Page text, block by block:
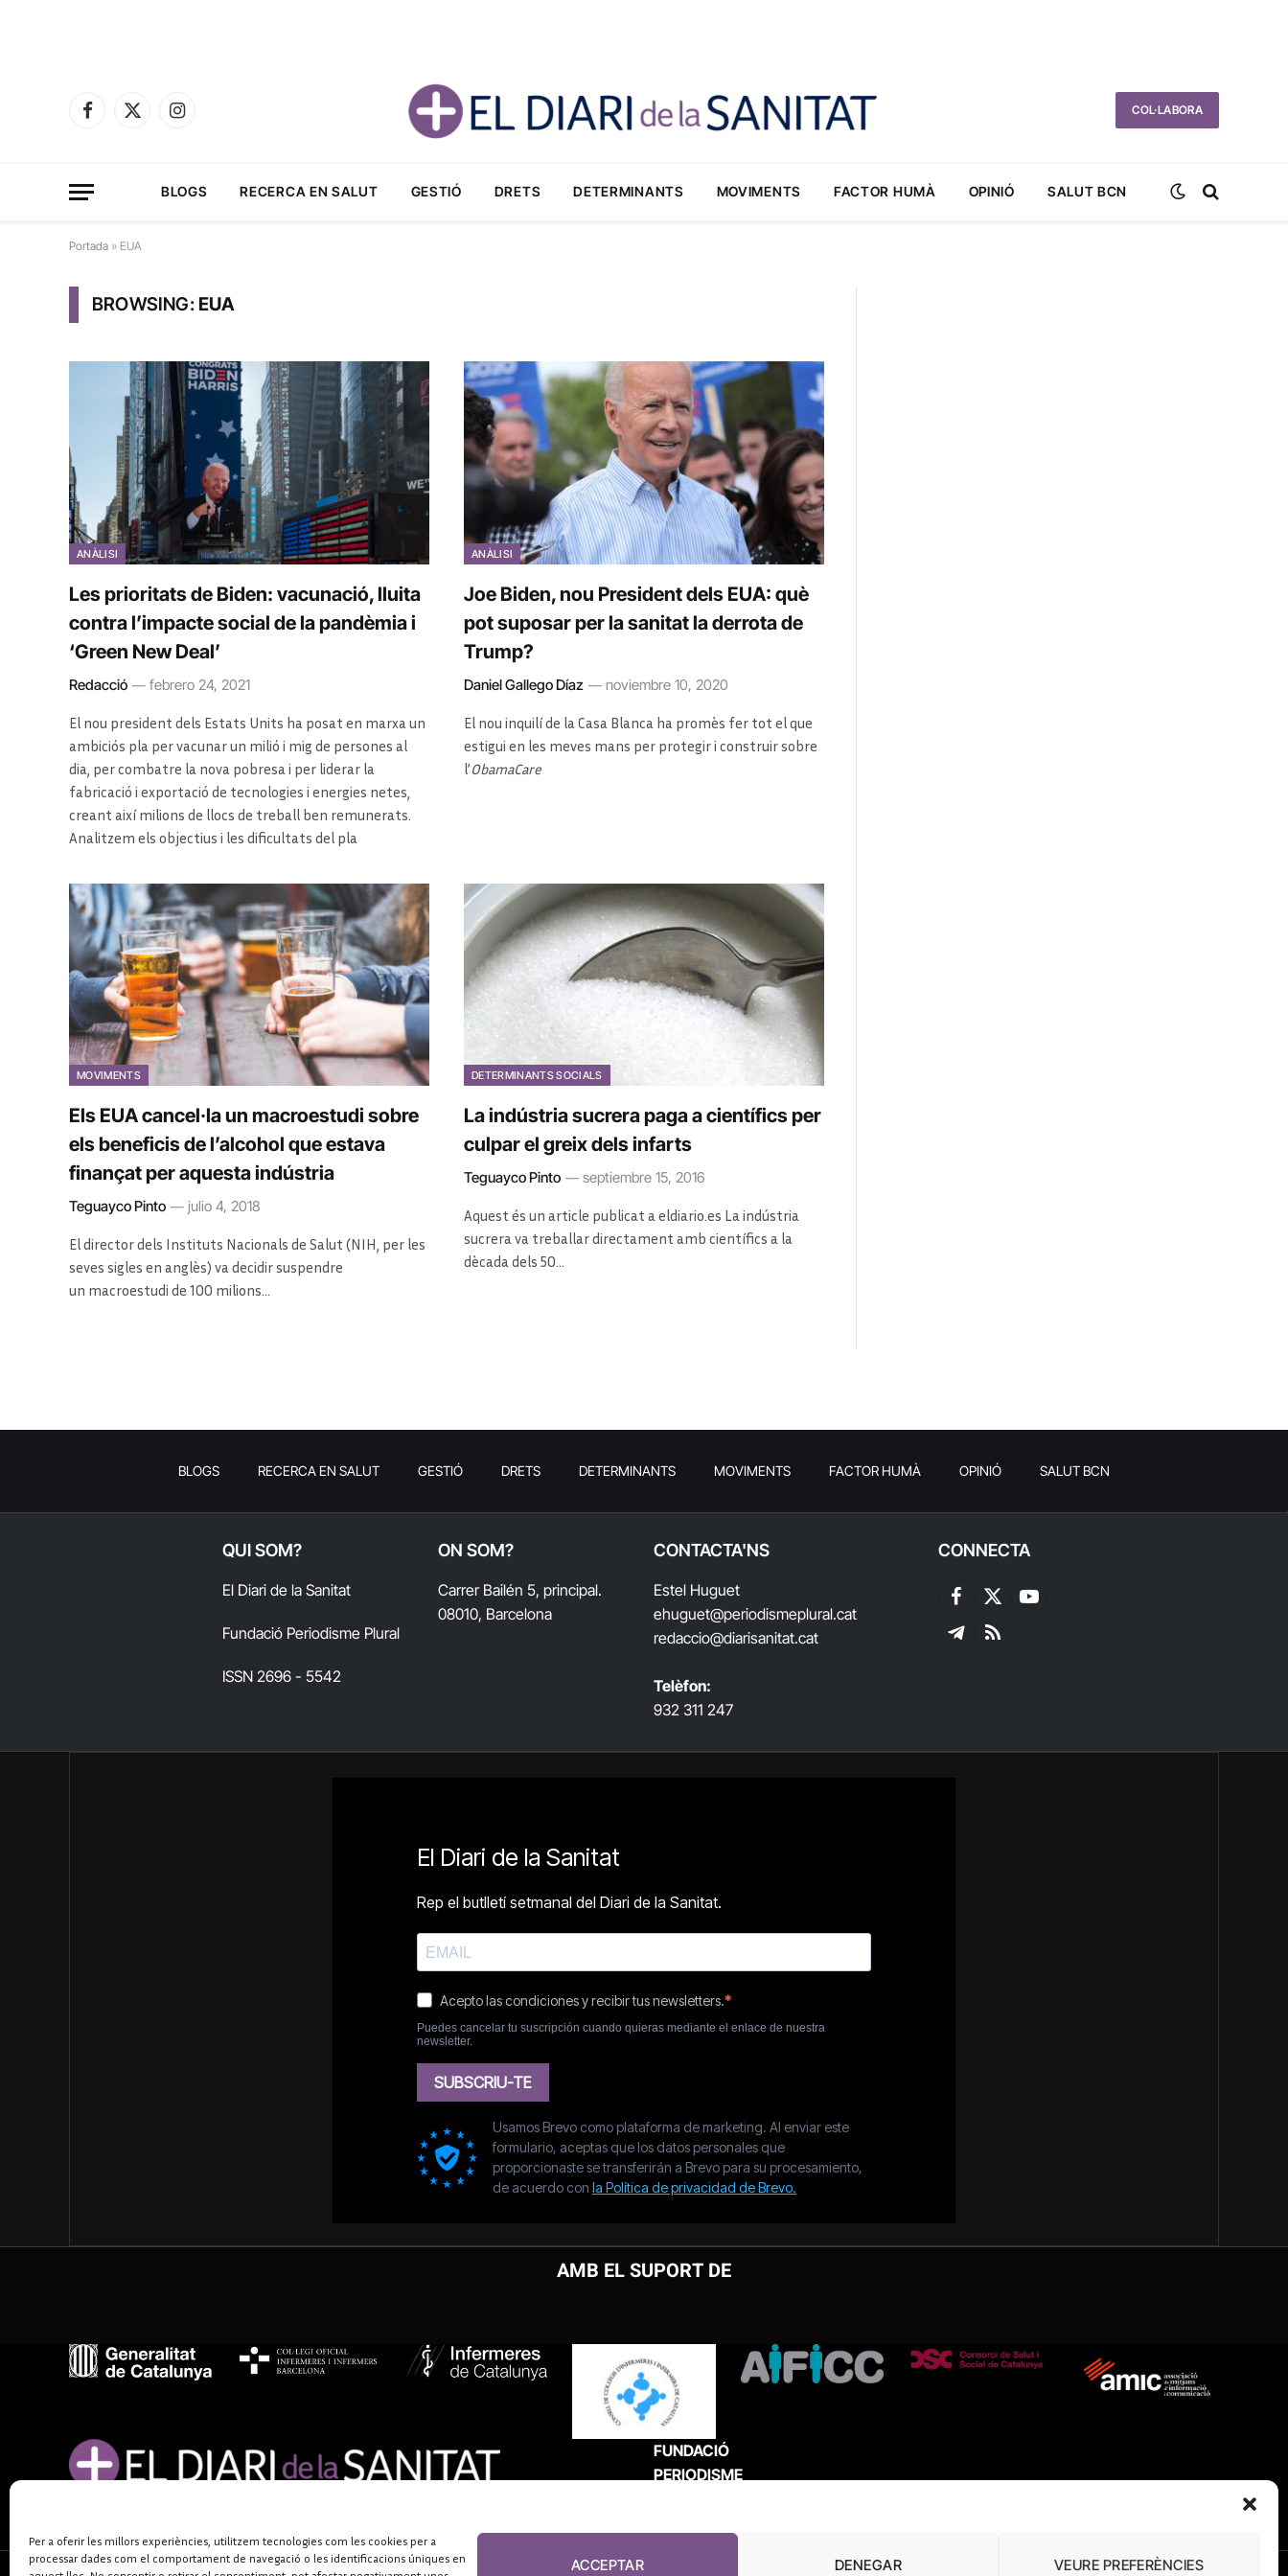
Per a oferir les millors experiències, utilitzem tecnologies com les cookies per a
processar dades com el comportament de navegació o les identificacions úniques en
ACCEPTAR DENEGAR VEURE PREFERÈNCIES
Facebook
X
Instagram
COL·LABORA
BLOGS RECERCA EN SALUT GESTIÓ DRETS DETERMINANTS MOVIMENTS FACTOR HUMÀ OPINIÓ SALUT BCN
Portada » EUA
BROWSING:EUA
ANÀLISI
Les prioritats de Biden: vacunació, lluita
contra l’impacte social de la pandèmia i
‘Green New Deal’
Redacció febrero 24, 2021
El nou president dels Estats Units ha posat en marxa un
ambiciós pla per vacunar un milió i mig de persones al
dia, per combatre la nova pobresa i per liderar la
fabricació i exportació de tecnologies i energies netes,
creant així milions de llocs de treball ben remunerats.
Analitzem els objectius i les dificultats del pla
ANÀLISI
Joe Biden, nou President dels EUA: què
pot suposar per la sanitat la derrota de
Trump?
Daniel Gallego Díaz noviembre 10, 2020
El nou inquilí de la Casa Blanca ha promès fer tot el que
estigui en les meves mans per protegir i construir sobre
l’ObamaCare
MOVIMENTS
Els EUA cancel·la un macroestudi sobre
els beneficis de l’alcohol que estava
finançat per aquesta indústria
Teguayco Pinto julio 4, 2018
El director dels Instituts Nacionals de Salut (NIH, per les
seves sigles en anglès) va decidir suspendre
un macroestudi de 100 milions…
DETERMINANTS SOCIALS
La indústria sucrera paga a científics per
culpar el greix dels infarts
Teguayco Pinto septiembre 15, 2016
Aquest és un article publicat a eldiario.es La indústria
sucrera va treballar directament amb científics a la
dècada dels 50…
BLOGS RECERCA EN SALUT GESTIÓ DRETS DETERMINANTS MOVIMENTS FACTOR HUMÀ OPINIÓ SALUT BCN
QUI SOM?
El Diari de la Sanitat
Fundació Periodisme Plural
ISSN 2696 - 5542
ON SOM?
Carrer Bailén 5, principal.
08010, Barcelona
CONTACTA'NS
Estel Huguet
ehuguet@periodismeplural.cat
redaccio@diarisanitat.cat
Telèfon:
932 311 247
CONNECTA
Facebook
X
(Twitter)
YouTube
TelegramRSS
AMB EL SUPORT DE
FUNDACIÓ
PERIODISME